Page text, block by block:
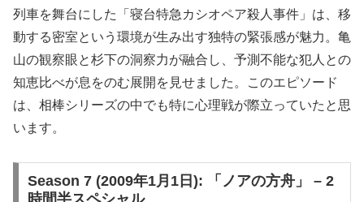
列車を舞台にした「寝台特急カシオペア殺人事件」は、移
動する密室という環境が生み出す独特の緊張感が魅力。亀
山の観察眼と杉下の洞察力が融合し、予測不能な犯人との
知恵比べが息をのむ展開を見せました。このエピソード
は、相棒シリーズの中でも特に心理戦が際立っていたと思
います。
Season 7 (2009年1月1日): 「ノアの方舟」 – 2